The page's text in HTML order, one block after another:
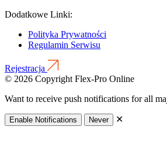
Dodatkowe Linki:
Polityka Prywatności
Regulamin Serwisu
Rejestracja
© 2026 Copyright Flex-Pro Online
Want to receive push notifications for all
Enable Notifications Never ✕